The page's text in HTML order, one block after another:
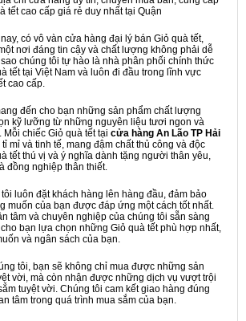
tết cao cấp giá rẻ duy nhất tại Quận
có vô vàn cửa hàng đại lý bán Giỏ quà tết,
nơi đáng tin cậy và chất lượng không phải dễ
chúng tôi tự hào là nhà phân phối chính thức
tết tại Việt Nam và luôn đi đầu trong lĩnh vực
cao cấp.
đến cho bạn những sản phẩm chất lượng
kỹ lưỡng từ những nguyên liệu tươi ngon và
chiếc Giỏ quà tết tại cửa hàng An Lão TP Hải
mỉ và tinh tế, mang đậm chất thủ công và độc
tết thú vị và ý nghĩa dành tặng người thân yêu,
đồng nghiệp thân thiết.
luôn đặt khách hàng lên hàng đầu, đảm bảo
muốn của bạn được đáp ứng một cách tốt nhất.
tâm và chuyên nghiệp của chúng tôi sẵn sàng
bạn lựa chọn những Giỏ quà tết phù hợp nhất,
và ngân sách của bạn.
tôi, bạn sẽ không chỉ mua được những sản
vời, mà còn nhận được những dịch vụ vượt trội
tuyệt vời. Chúng tôi cam kết giao hàng đúng
tâm trong quá trình mua sắm của bạn.